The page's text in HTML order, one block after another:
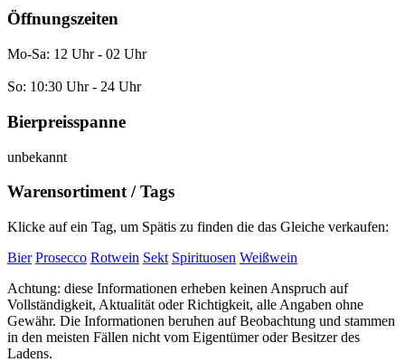
Öffnungszeiten
Mo-Sa: 12 Uhr - 02 Uhr
So: 10:30 Uhr - 24 Uhr
Bierpreisspanne
unbekannt
Warensortiment / Tags
Klicke auf ein Tag, um Spätis zu finden die das Gleiche verkaufen:
Bier Prosecco Rotwein Sekt Spirituosen Weißwein
Achtung: diese Informationen erheben keinen Anspruch auf
Vollständigkeit, Aktualität oder Richtigkeit, alle Angaben ohne
Gewähr. Die Informationen beruhen auf Beobachtung und stammen
in den meisten Fällen nicht vom Eigentümer oder Besitzer des
Ladens.